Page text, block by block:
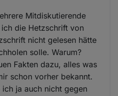
Mitdiskutierende
die Hetzschrift von
nicht gelesen hätte
solle. Warum?
Fakten dazu, alles was
schon vorher bekannt.
ja auch nicht gegen